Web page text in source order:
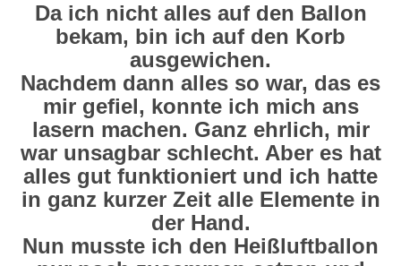
Da ich nicht alles auf den Ballon
bekam, bin ich auf den Korb
ausgewichen.
Nachdem dann alles so war, das es
mir gefiel, konnte ich mich ans
lasern machen. Ganz ehrlich, mir
war unsagbar schlecht. Aber es hat
alles gut funktioniert und ich hatte
in ganz kurzer Zeit alle Elemente in
der Hand.
Nun musste ich den Heißluftballon